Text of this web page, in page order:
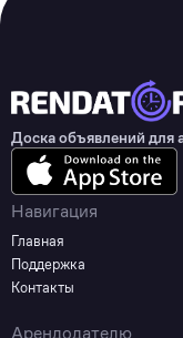
Доска объявлений для
Навигация
Главная
Поддержка
Контакты
Арендодателю